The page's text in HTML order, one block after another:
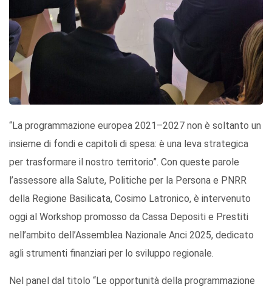
“La programmazione europea 2021–2027 non è soltanto un
insieme di fondi e capitoli di spesa: è una leva strategica
per trasformare il nostro territorio”. Con queste parole
l’assessore alla Salute, Politiche per la Persona e PNRR
della Regione Basilicata, Cosimo Latronico, è intervenuto
oggi al Workshop promosso da Cassa Depositi e Prestiti
nell’ambito dell’Assemblea Nazionale Anci 2025, dedicato
agli strumenti finanziari per lo sviluppo regionale.
Nel panel dal titolo “Le opportunità della programmazione